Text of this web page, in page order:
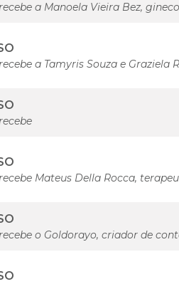
a Manoela Vieira Bez,
a Tamyris Souza e Graziela
Mateus Della Rocca,
o Goldorayo, criador de